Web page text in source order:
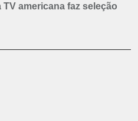
americana faz seleção